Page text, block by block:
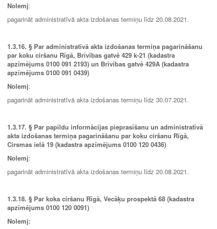
Nolemj:
pagarināt administratīvā akta izdošanas termiņu līdz 20.08.2021.
1.3.16. § Par administratīvā akta izdošanas termiņa pagarināšanu
par koku ciršanu Rīgā, Brīvības gatvē 429 k-21 (kadastra
apzīmējums 0100 091 2193) un Brīvības gatvē 429A (kadastra
apzīmējums 0100 091 0439)
Nolemj:
pagarināt administratīvā akta izdošanas termiņu līdz 30.07.2021.
1.3.17. § Par papildu informācijas pieprasīšanu un administratīvā
akta izdošanas termiņa pagarināšanu par koku ciršanu Rīgā,
Cirsmas ielā 19 (kadastra apzīmējums 0100 120 0436)
Nolemj:
pagarināt administratīvā akta izdošanas termiņu līdz 20.08.2021.
1.3.18. § Par koka ciršanu Rīgā, Vecāķu prospektā 68 (kadastra
apzīmējums 0100 120 0091)
Nolemj: